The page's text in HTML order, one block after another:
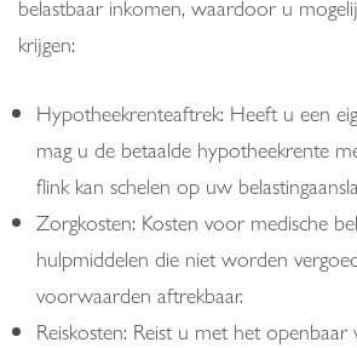
belastbaar inkomen, waardoor u
krijgen:
Hypotheekrenteaftrek: Heeft u een
mag u de betaalde hypotheekrente
flink kan schelen op uw
Zorgkosten: Kosten voor medische
hulpmiddelen die niet worden
voorwaarden aftrekbaar.
Reiskosten: Reist u met het